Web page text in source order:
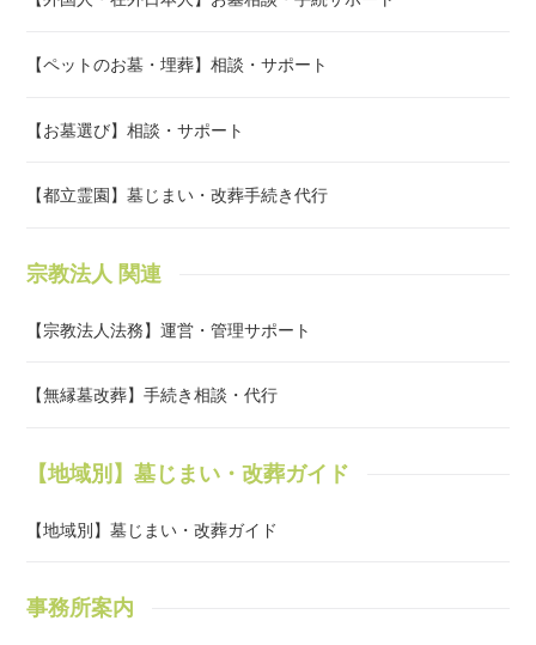
【ペットのお墓・埋葬】相談・サポート
【お墓選び】相談・サポート
【都立霊園】墓じまい・改葬手続き代行
宗教法人 関連
【宗教法人法務】運営・管理サポート
【無縁墓改葬】手続き相談・代行
【地域別】墓じまい・改葬ガイド
【地域別】墓じまい・改葬ガイド
事務所案内